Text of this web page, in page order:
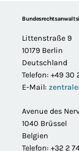
Footer
Littenstraße 9
10179 Berlin
Deutschland
Telefon: +49 30
E-Mail:
Avenue des
1040 Brüssel
Belgien
Telefon: +32 2